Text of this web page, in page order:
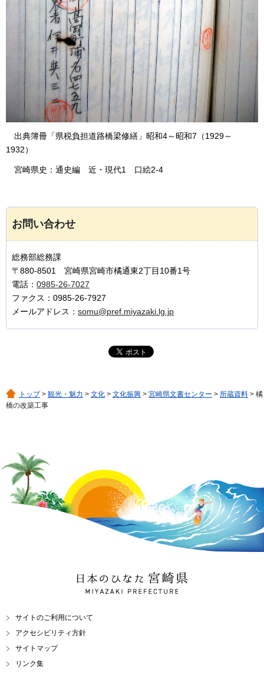
出典簿冊 「県税負担道路橋梁修繕」昭和4～昭和7（1929～
1932）
宮崎県史 ：通史編 近 ・現代1 口絵2-4
お問い合わせ
総務部総務課
〒880-8501 宮崎県宮崎市橘通東2丁目10番1号
電話： 0985-26-7027
ファクス：0985-26-7927
メールアドレス： somu@pref.miyazaki.lg.jp
トップ> 観光・魅力 > 文化 > 文化振興 > 宮崎県文書センター > 所蔵資料 > 橘
橋の改築工事
日本のひなた 宮崎県
MIYAZAKI PREFECTURE
サイトのご利用について
アクセシビリティ方針
サイトマップ
リンク集